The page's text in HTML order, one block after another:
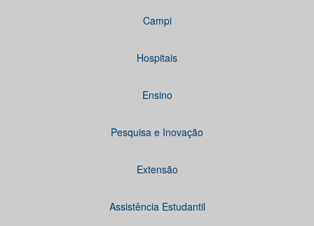
Campi
Hospitais
Ensino
Pesquisa e Inovação
Extensão
Assistência Estudantil